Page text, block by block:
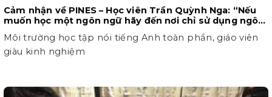
Cảm nhận về PINES – Học viên Trần Quỳnh Nga: “Nếu
muốn học một ngôn ngữ hãy đến nơi chỉ sử dụng ngôn
Môi trường học tập nói tiếng Anh toàn phần, giáo viên
giàu kinh nghiệm